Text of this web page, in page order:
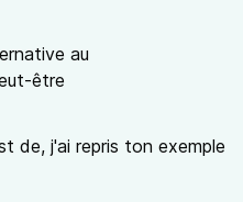
au
être
de, j'ai repris ton exemple